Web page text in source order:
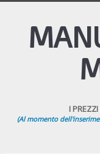
I
(Al momento